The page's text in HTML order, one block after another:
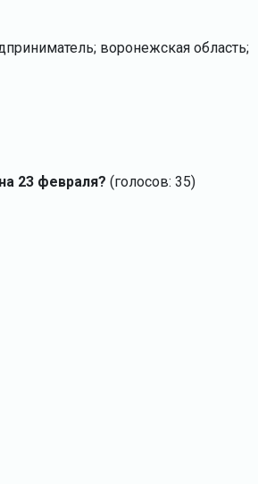
воронежская область;
23 февраля? (голосов: 35)